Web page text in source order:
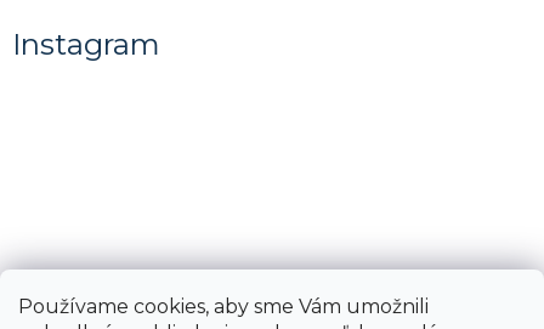
Používame cookies, aby sme Vám umožnili
Instagram